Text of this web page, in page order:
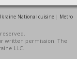
National cuisine| Metro
written permission. The
LLC.